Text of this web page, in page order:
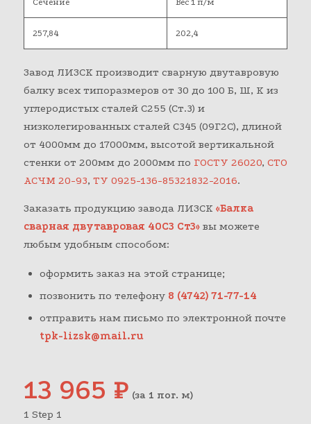
Сечение Вес 1 п/м
257,84 202,4
Завод ЛИЗСК производит сварную двутавровую
балку всех типоразмеров от 30 до 100 Б, Ш, К из
углеродистых сталей С255 (Ст.3) и
низколегированных сталей С345 (09Г2С), длиной
от 4000мм до 17000мм, высотой вертикальной
стенки от 200мм до 2000мм по ГОСТУ 26020, СТО
АСЧМ 20-93, ТУ 0925-136-85321832-2016.
Заказать продукцию завода ЛИЗСК «Балка
сварная двутавровая 40С3 Ст3»вы можете
любым удобным способом:
оформить заказ на этой странице;
позвонить по телефону 8 (4742) 71-77-14
отправить нам письмо по электронной почте
tpk-lizsk@mail.ru
13 965 ₽ (за 1 пог. м)
1 Step 1